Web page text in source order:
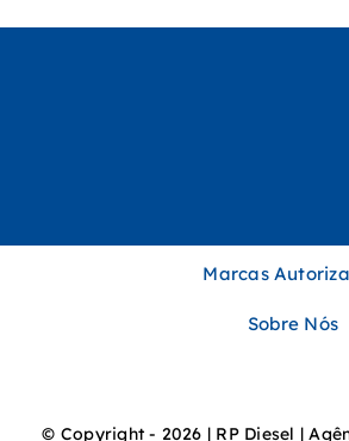
Marcas
Sobre Nós
© Copyright - 2026 | RP Diesel |